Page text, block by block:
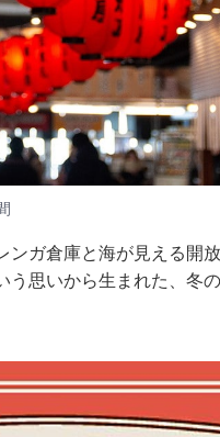
ガ倉庫と海が見える開
思いから生まれた、冬